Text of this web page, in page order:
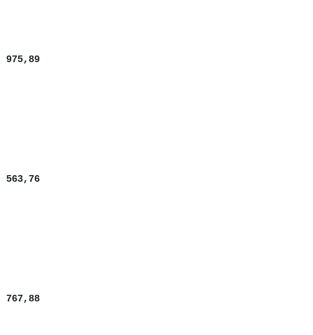
975,89
563,76
767,88